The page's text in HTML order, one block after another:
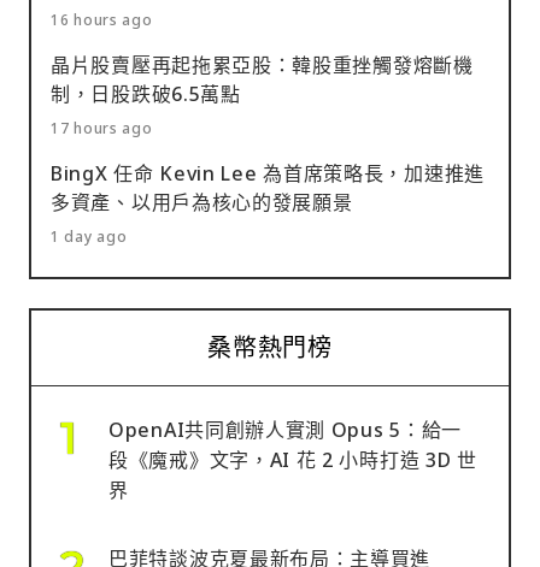
16 hours ago
晶片股賣壓再起拖累亞股：韓股重挫觸發熔斷機
制，日股跌破6.5萬點
17 hours ago
BingX 任命 Kevin Lee 為首席策略長，加速推進
多資產、以用戶為核心的發展願景
1 day ago
桑幣熱門榜
OpenAI共同創辦人實測 Opus 5：給一
段《魔戒》文字，AI 花 2 小時打造 3D 世
界
巴菲特談波克夏最新布局：主導買進